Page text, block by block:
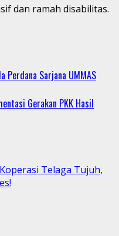
dan ramah disabilitas.
Perdana Sarjana UMMAS
Gerakan PKK Hasil
Telaga Tujuh,